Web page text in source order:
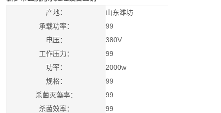
产地：
山东潍坊
承载功率：
99
电压：
380V
工作压力：
99
功率：
2000w
规格：
99
杀菌灭藻率：
99
杀菌效率：
99